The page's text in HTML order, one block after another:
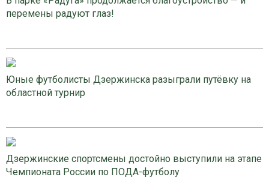
перемены радуют глаз!
Юные футболисты Дзержинска разыграли путёвку на
областной турнир
Дзержинские спортсмены достойно выступили на этапе
Чемпионата России по ПОДА-футболу